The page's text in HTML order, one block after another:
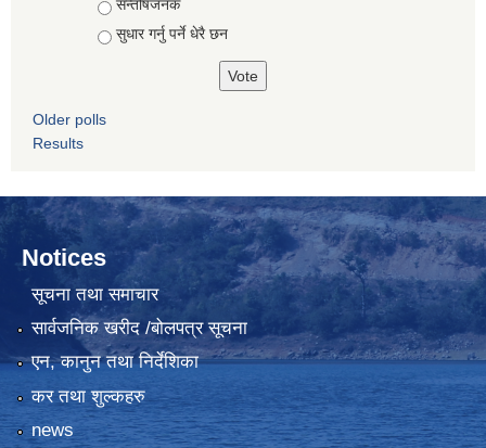
सन्तोषजनक
सुधार गर्नु पर्ने धेरै छन
Older polls
Results
Notices
सूचना तथा समाचार
सार्वजनिक खरीद /बोलपत्र सूचना
एन, कानुन तथा निर्देशिका
कर तथा शुल्कहरु
news